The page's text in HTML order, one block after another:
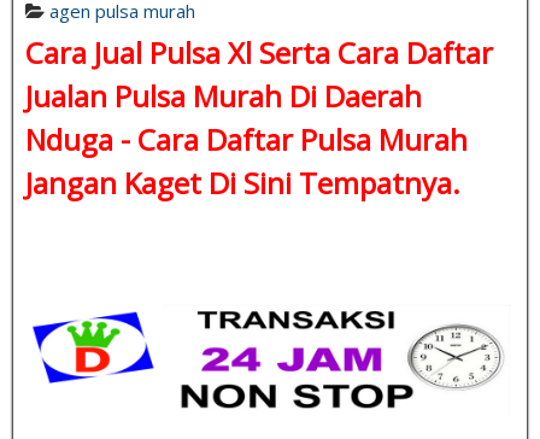
agen pulsa murah
Cara Jual Pulsa Xl Serta Cara Daftar
Jualan Pulsa Murah Di Daerah
Nduga - Cara Daftar Pulsa Murah
Jangan Kaget Di Sini Tempatnya.